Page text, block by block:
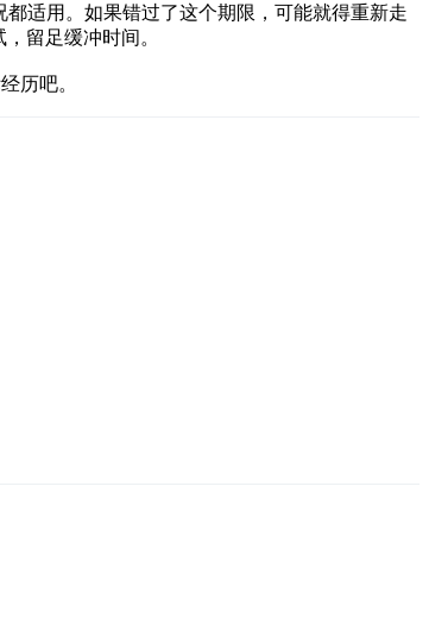
适用。如果错过了这个期限，可能就得重新走
留足缓冲时间。
历吧。